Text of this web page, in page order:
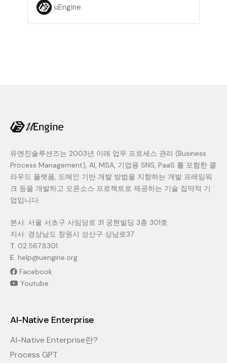
uEngine
유엔진솔루션즈는 2003년 이래 업무 프로세스 관리 (Business
Process Management), AI, MSA, 기업용 SNS, PaaS 를 포함한 클
라우드 플랫폼, 도메인 기반 개발 방법을 지향하는 개발 프레임워
크 등을 개발하고 오픈소스 프로젝트로 제공하는 기술 집약적 기
업입니다.
본사: 서울 서초구 사임당로 31 궁현빌딩 3층 301호
지사: 경상남도 창원시 성산구 상남로37
T. 02.567.8301
E. help@uengine.org
Facebook
Youtube
AI-Native Enterprise
AI-Native Enterprise란?
Process GPT